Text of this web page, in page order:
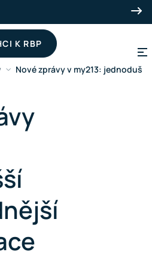
K RBP
Nové zprávy v my213: